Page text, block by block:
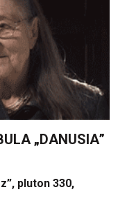
„DANUSIA”
pluton 330,